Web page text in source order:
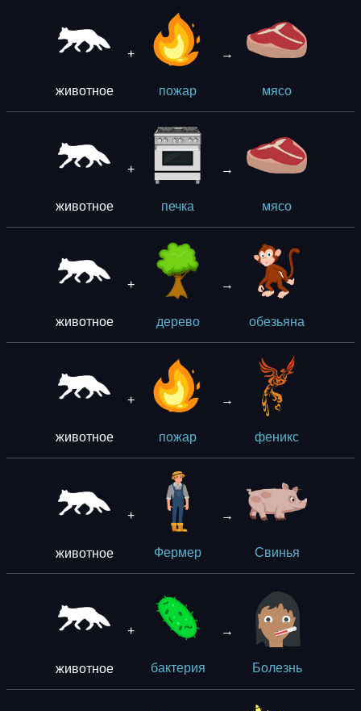
животное
+
пожар
→
мясо
животное
+
печка
→
мясо
животное
+
дерево
→
обезьяна
животное
+
пожар
→
феникс
животное
+
Фермер
→
Свинья
животное
+
бактерия
→
Болезнь